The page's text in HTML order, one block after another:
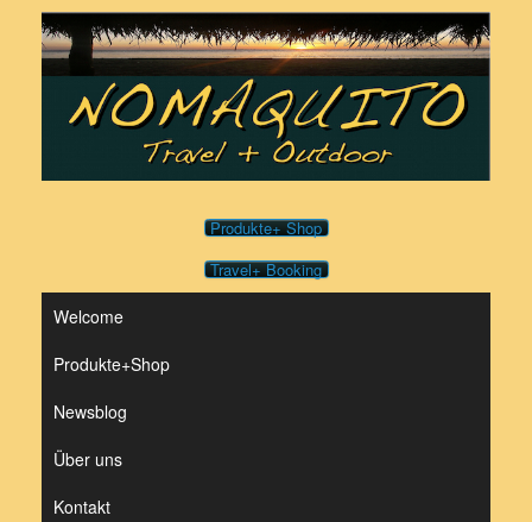
springen
Produkte+ Shop
Travel+ Booking
Welcome
Produkte+Shop
Newsblog
Über uns
Kontakt